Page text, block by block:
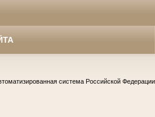
система Российской